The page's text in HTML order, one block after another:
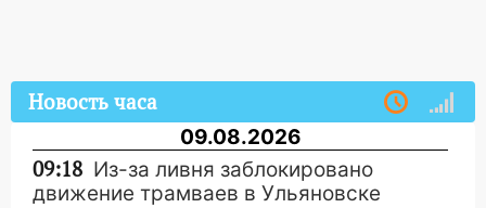
Новость часа
09.08.2026
09:18 Из-за ливня заблокировано
движение трамваев в Ульяновске